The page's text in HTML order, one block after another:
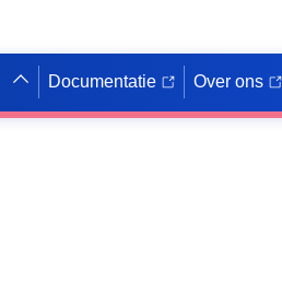
Documentatie Over ons